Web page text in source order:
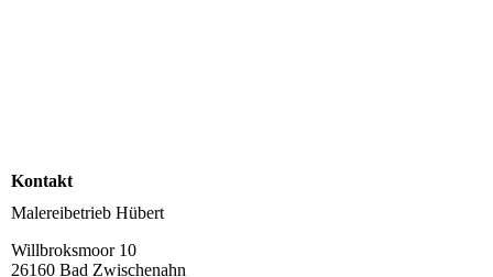
Kontakt
Malereibetrieb Hübert
Willbroksmoor 10
26160 Bad Zwischenahn